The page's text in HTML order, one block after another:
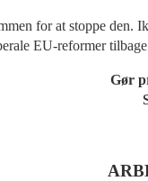
for at stoppe
EU-reformer
Gør